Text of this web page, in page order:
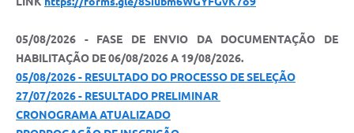
05/08/2026 - FASE DE ENVIO DA DOCUMENTAÇÃO DE
HABILITAÇÃO DE 06/08/2026 A 19/08/2026.
05/08/2026 - RESULTADO DO PROCESSO DE SELEÇÃO
27/07/2026 - RESULTADO PRELIMINAR
CRONOGRAMA ATUALIZADO